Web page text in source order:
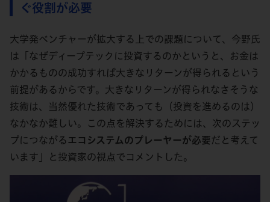
ぐ役割が必要
大学発ベンチャーが拡大する上での課題について、今野氏
は「なぜディープテックに投資するのかというと、お金は
かかるものの成功すれば大きなリターンが得られるという
前提があるからです。大きなリターンが得られなさそうな
技術は、当然優れた技術であっても（投資を進めるのは）
なかなか難しい。この点を解決するためには、次のステッ
プにつながる エコシステムのプレーヤーが必要だと考えて
います」と投資家の視点でコメントした。